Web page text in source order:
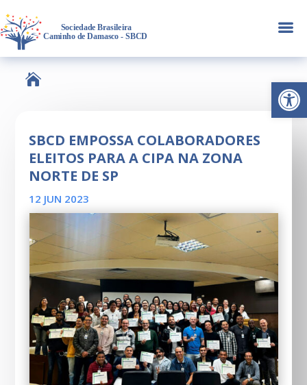
Abrir
a

SBCD EMPOSSA COLABORADORES
ELEITOS PARA A CIPA NA ZONA
NORTE DE SP
12 JUN 2023